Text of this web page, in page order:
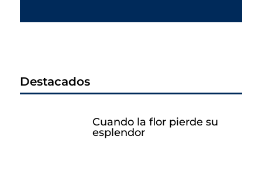
Destacados
Cuando la flor pierde su
esplendor